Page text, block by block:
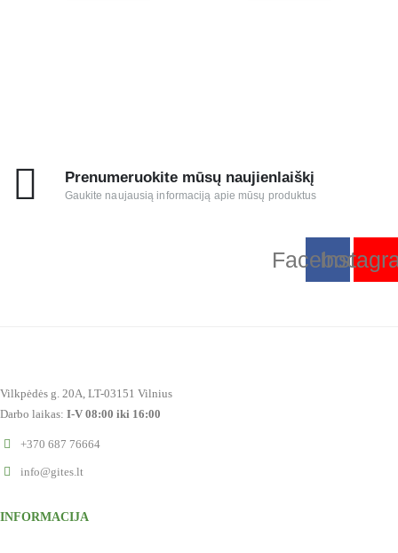
Prenumeruokite mūsų naujienlaiškį
Gaukite naujausią informaciją apie mūsų produktus
Facebook
Vilkpėdės g. 20A, LT-03151 Vilnius
Darbo laikas: I-V 08:00 iki 16:00
+370 687 76664
info@gites.lt
INFORMACIJA